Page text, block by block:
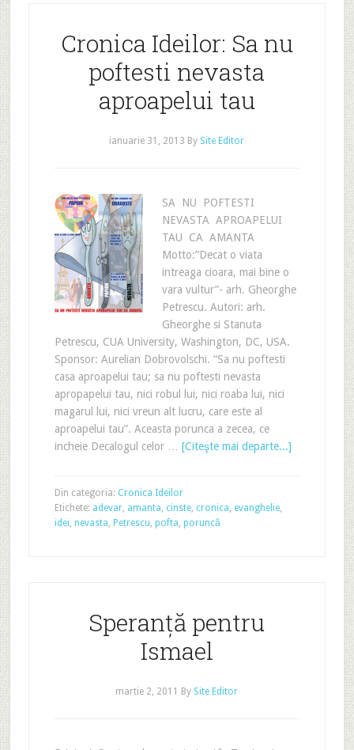
Cronica Ideilor: Sa nu
poftesti nevasta
aproapelui tau
ianuarie 31, 2013 By Site Editor
SA NU POFTESTI
NEVASTA APROAPELUI
TAU CA AMANTA
Motto:”Decat o viata
intreaga cioara, mai bine o
vara vultur”- arh. Gheorghe
Petrescu. Autori: arh.
Gheorghe si Stanuta
Petrescu, CUA University, Washington, DC, USA.
Sponsor: Aurelian Dobrovolschi. “Sa nu poftesti
casa aproapelui tau; sa nu poftesti nevasta
apropapelui tau, nici robul lui, nici roaba lui, nici
magarul lui, nici vreun alt lucru, care este al
aproapelui tau”. Aceasta porunca a zecea, ce
incheie Decalogul celor … [Citeşte mai departe...]
Din categoria: Cronica Ideilor
Etichete: adevar, amanta, cinste, cronica, evanghelie,
idei, nevasta, Petrescu, pofta, poruncă
Speranță pentru
Ismael
martie 2, 2011 By Site Editor